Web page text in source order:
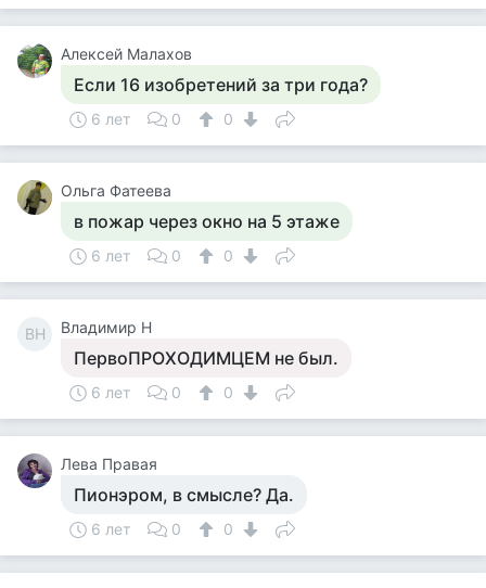
Алексей Малахов
Если 16 изобретений за три года?
6 лет 0 0
Ольга Фатеева
в пожар через окно на 5 этаже
6 лет 0 0
ВН Владимир Н
ПервоПРОХОДИМЦЕМ не был.
6 лет 0 0
Лева Правая
Пионэром, в смысле? Да.
6 лет 0 0